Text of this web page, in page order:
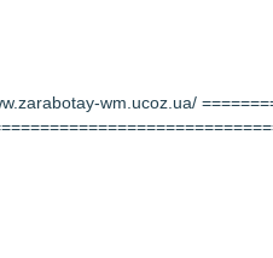
wm.ucoz.ua/